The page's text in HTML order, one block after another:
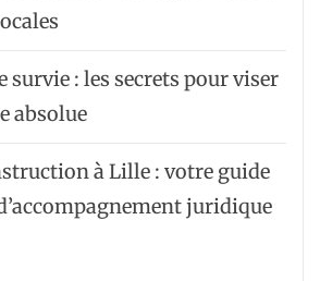
survie : les secrets pour viser
absolue
à Lille : votre guide
juridique